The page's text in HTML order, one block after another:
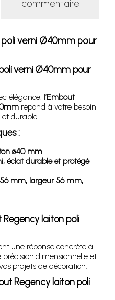
commentaire
verni Ø40mm pour
verni Ø40mm pour
élégance, l’Embout
répond à votre besoin
durable.
:
ø40 mm
éclat durable et protégé
mm, largeur 56 mm,
Regency laiton poli
une réponse concrète à
dimensionnelle et
projets de décoration.
Regency laiton poli